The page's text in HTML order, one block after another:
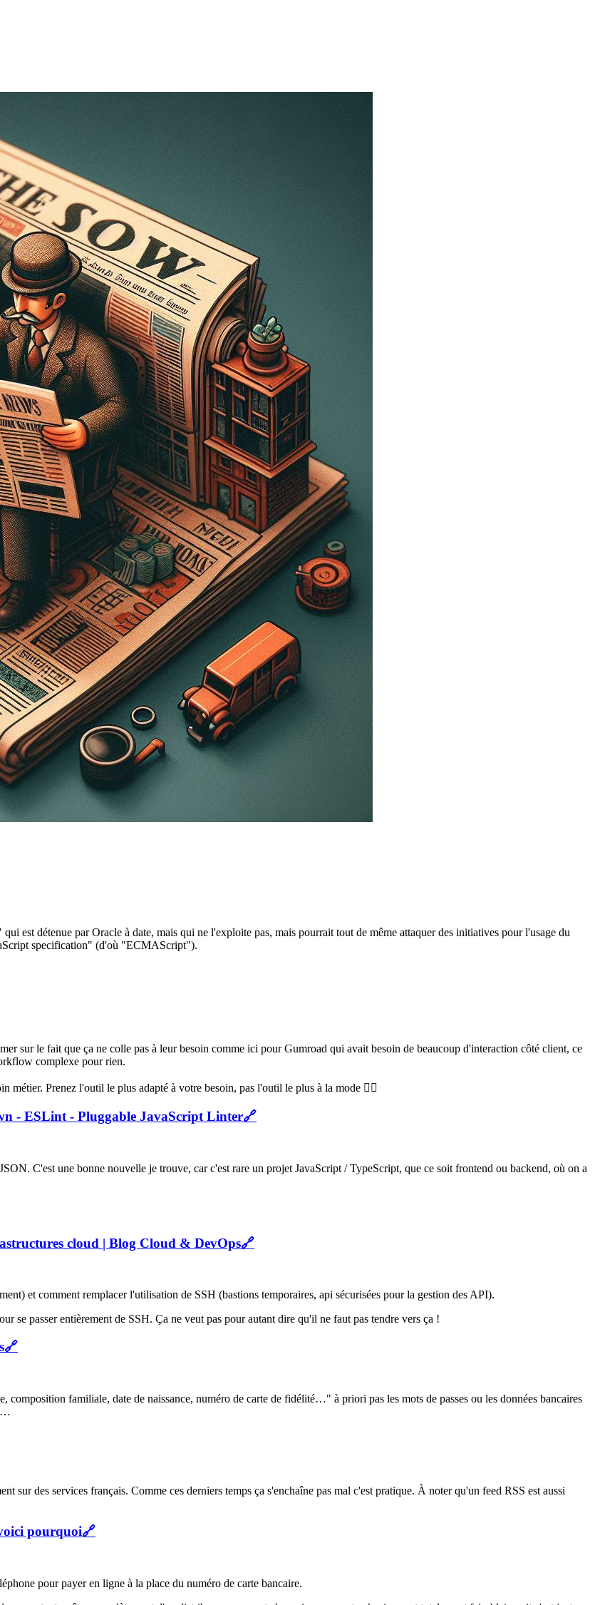
est détenue par Oracle à date, mais qui ne l'exploite pas, mais pourrait tout de même attaquer des initiatives pour l'usage du
specification" (d'où "ECMAScript").
sur le fait que ça ne colle pas à leur besoin comme ici pour Gumroad qui avait besoin de beaucoup d'interaction côté client, ce
complexe pour rien.
métier. Prenez l'outil le plus adapté à votre besoin, pas l'outil le plus à la mode 🤷‍♂️
- ESLint - Pluggable JavaScript Linter🔗
C'est une bonne nouvelle je trouve, car c'est rare un projet JavaScript / TypeScript, que ce soit frontend ou backend, où on a
cloud | Blog Cloud & DevOps🔗
et comment remplacer l'utilisation de SSH (bastions temporaires, api sécurisées pour la gestion des API).
se passer entièrement de SSH. Ça ne veut pas pour autant dire qu'il ne faut pas tendre vers ça !
🔗
familiale, date de naissance, numéro de carte de fidélité…" à priori pas les mots de passes ou les données bancaires
sur des services français. Comme ces derniers temps ça s'enchaîne pas mal c'est pratique. À noter qu'un feed RSS est aussi
pourquoi🔗
pour payer en ligne à la place du numéro de carte bancaire.